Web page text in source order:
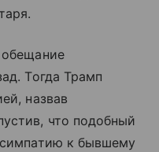
обещание
Тогда Трамп
назвав
что подобный
к бывшему